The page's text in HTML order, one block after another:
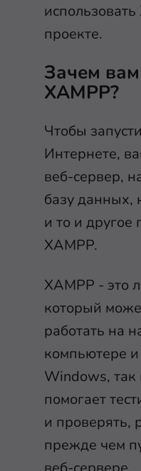
проекте.
Зачем
XAMPP?
Чтобы
Интернете,
веб-сервер,
базу данных,
и то и другое
XAMPP.
XAMPP - это
который
работать на
компьютере
Windows,
помогает
и проверять,
прежде чем